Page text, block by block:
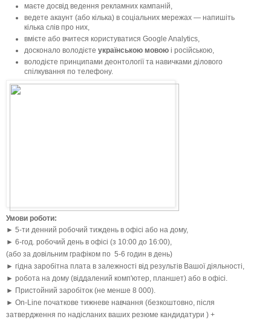
маєте досвід ведення рекламних кампаній,
ведете акаунт (або кілька) в соціальних мережах — напишіть
кілька слів про них,
вмієте або вчитеся користуватися Google Analytics,
досконало володієте українською мовою і російською,
володієте принципами деонтології та навичками ділового
спілкування по телефону.
Умови роботи:
► 5-ти денний робочий тиждень в офісі або на дому,
► 6-год. робочий день в офісі (з 10:00 до 16:00),
(або за довільним графіком по 5-6 годин в день)
► гідна заробітна плата в залежності від результів Вашої діяльності,
► робота на дому (віддалений комп'ютер, планшет) або в офісі.
► Пристойний заробіток (не менше 8 000).
► Оn-Line початкове тижневе навчання (безкоштовно, після
затвердження по надісланих ваших резюме кандидатури ) +